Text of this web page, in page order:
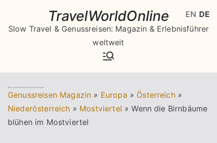
springen
TravelWorldOnline
Slow Travel & Genussreisen: Magazin & Erlebnisführer
weltweit
Wenn die Birnbäume blühen im Mostviertel
Genussreisen Magazin » Europa » Österreich »
Niederösterreich » Mostviertel » Wenn die Birnbäume
blühen im Mostviertel
EN DE